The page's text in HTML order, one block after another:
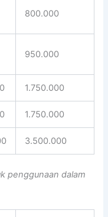
800.000
950.000
1.750.000
1.750.000
3.500.000
penggunaan dalam